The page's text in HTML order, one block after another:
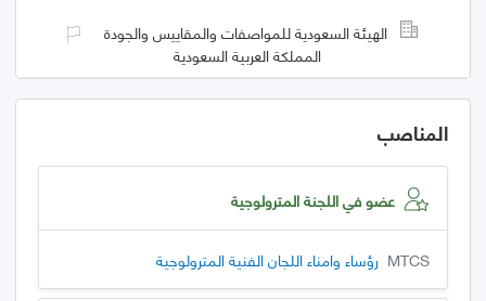
الهيئة السعودية للمواصفات والمقاييس والجودة
المملكة العربية السعودية
المناصب
عضو في اللجنة المترولوجية
MTCS رؤساء وامناء اللجان الفنية المترولوجية